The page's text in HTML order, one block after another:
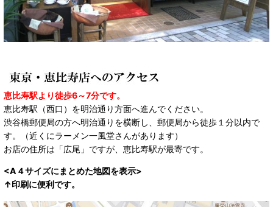
恵比寿駅より徒歩6～7分です。
恵比寿駅（西口）を明治通り方面へ進んでください。
渋谷橋郵便局の方へ明治通りを横断し、郵便局から徒歩１分以内で
す。（近くにラーメン一風堂さんがあります）
お店の住所は「広尾」ですが、恵比寿駅が最寄です。
<A４サイズにまとめた地図を表示>
↑印刷に便利です。